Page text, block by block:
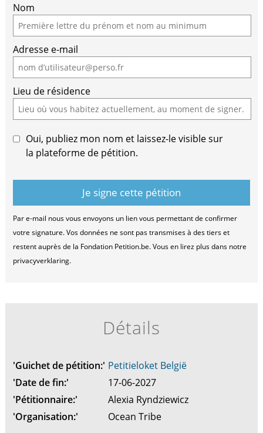
If
you
are
a
human,
ignore
this
field
Nom
Adresse e-mail
Lieu de résidence
Oui, publiez mon nom et laissez-le visible sur
la plateforme de pétition.
Par e-mail nous vous envoyons un lien vous permettant de confirmer
votre signature. Vos données ne sont pas transmises à des tiers et
restent auprès de la Fondation Petition.be. Vous en lirez plus dans notre
privacyverklaring.
Détails
'Guichet de pétition:' Petitieloket België
'Date de fin:'
17-06-2027
'Pétitionnaire:'
Alexia Ryndziewicz
'Organisation:'
Ocean Tribe